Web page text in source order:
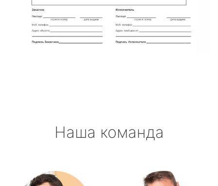
Наша команда